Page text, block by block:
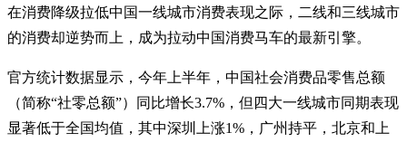
在消费降级拉低中国一线城市消费表现之际，二线和三线城市
的消费却逆势而上，成为拉动中国消费马车的最新引擎。
官方统计数据显示，今年上半年，中国社会消费品零售总额
（简称“社零总额”）同比增长3.7%，但四大一线城市同期表现
显著低于全国均值，其中深圳上涨1%，广州持平，北京和上